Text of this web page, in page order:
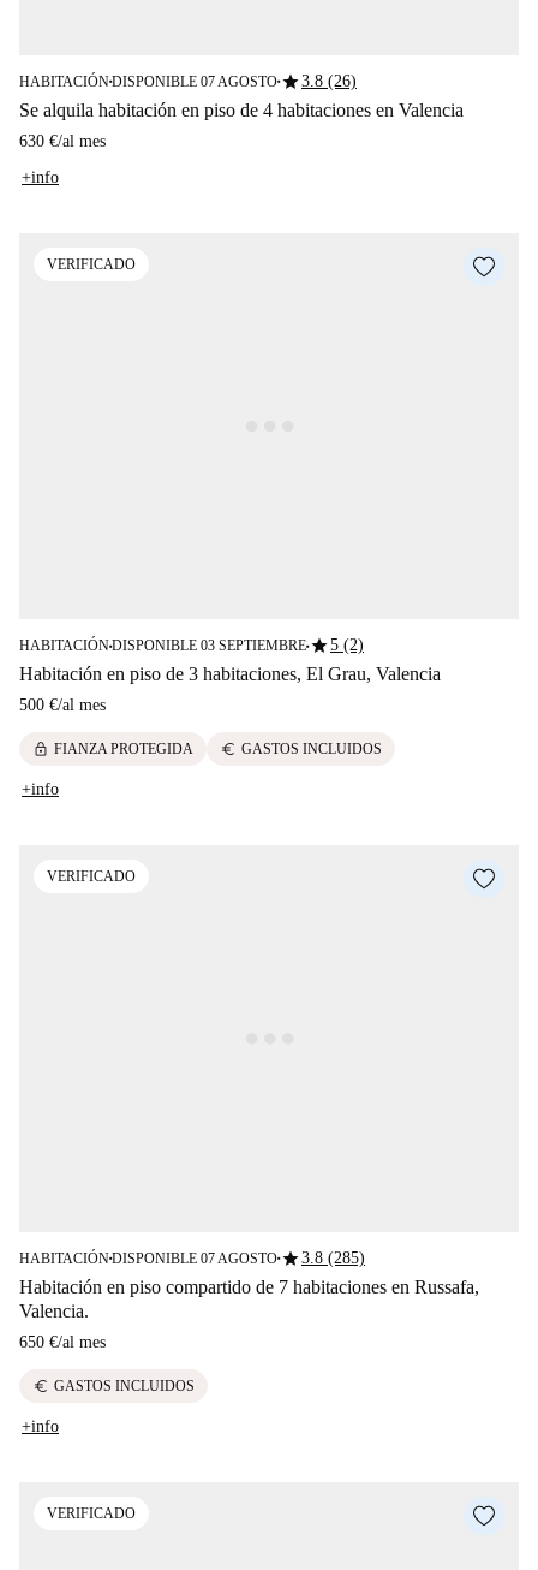
HABITACIÓN■DISPONIBLE 07 AGOSTO■star3.8 (26)
Se alquila habitación en piso de 4 habitaciones en Valencia
630 €/al mes
+info
VERIFICADO
HABITACIÓN■DISPONIBLE 03 SEPTIEMBRE■star5 (2)
Habitación en piso de 3 habitaciones, El Grau, Valencia
500 €/al mes
lock FIANZA PROTEGIDA euro GASTOS INCLUIDOS
+info
VERIFICADO
HABITACIÓN■DISPONIBLE 07 AGOSTO■star3.8 (285)
Habitación en piso compartido de 7 habitaciones en Russafa,
Valencia.
650 €/al mes
euro GASTOS INCLUIDOS
+info
VERIFICADO